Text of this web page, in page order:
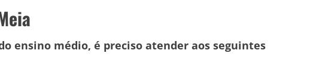
ensino médio, é preciso atender aos seguintes